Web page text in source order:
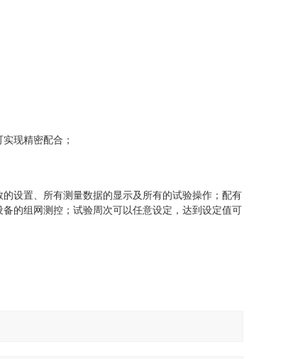
实现精密配合 ；
设置、所有测量数据的显示及所有的试验操作；配有
的组网测控；试验周次可以任意设定，达到设定值可